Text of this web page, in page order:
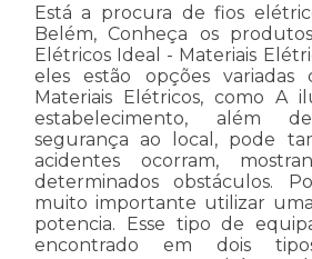
Está a procura de fios
Belém, Conheça os
Elétricos Ideal - Materiais
eles estão opções
Materiais Elétricos, como A
estabelecimento, além
segurança ao local, pode
acidentes ocorram,
determinados obstáculos.
muito importante utilizar
potencia. Esse tipo de
encontrado em dois